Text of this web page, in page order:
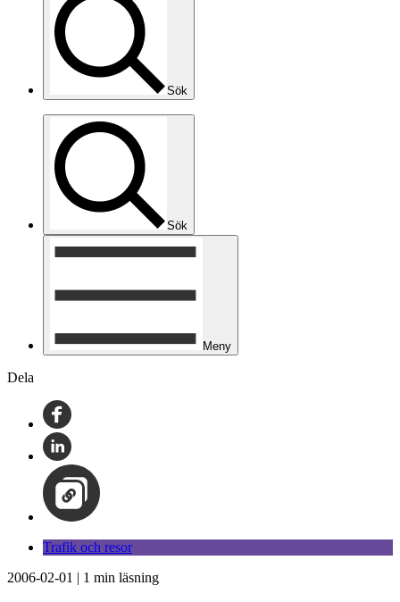
Sök
Sök
Meny
Dela
Trafik och resor
2006-02-01 | 1 min läsning